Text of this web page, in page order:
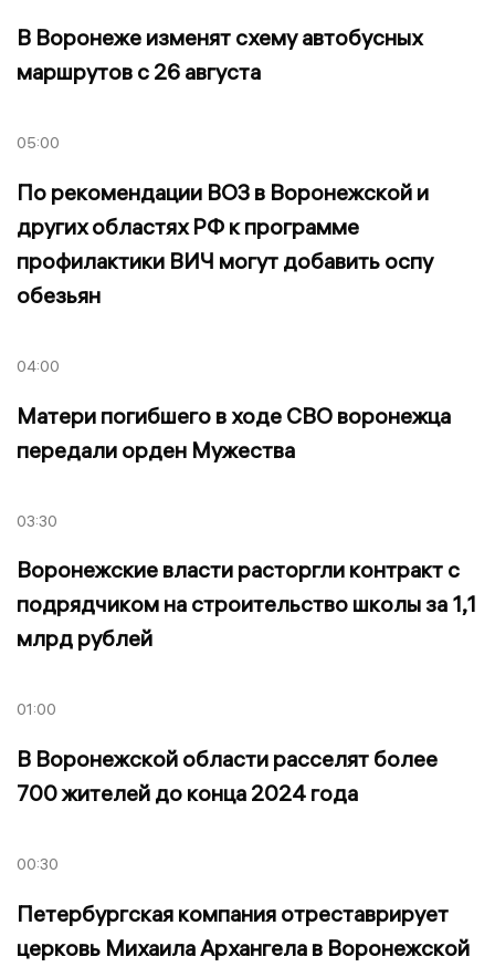
В Воронеже изменят схему автобусных
маршрутов с 26 августа
05:00
По рекомендации ВОЗ в Воронежской и
других областях РФ к программе
профилактики ВИЧ могут добавить оспу
обезьян
04:00
Матери погибшего в ходе СВО воронежца
передали орден Мужества
03:30
Воронежские власти расторгли контракт с
подрядчиком на строительство школы за 1,1
млрд рублей
01:00
В Воронежской области расселят более
700 жителей до конца 2024 года
00:30
Петербургская компания отреставрирует
церковь Михаила Архангела в Воронежской